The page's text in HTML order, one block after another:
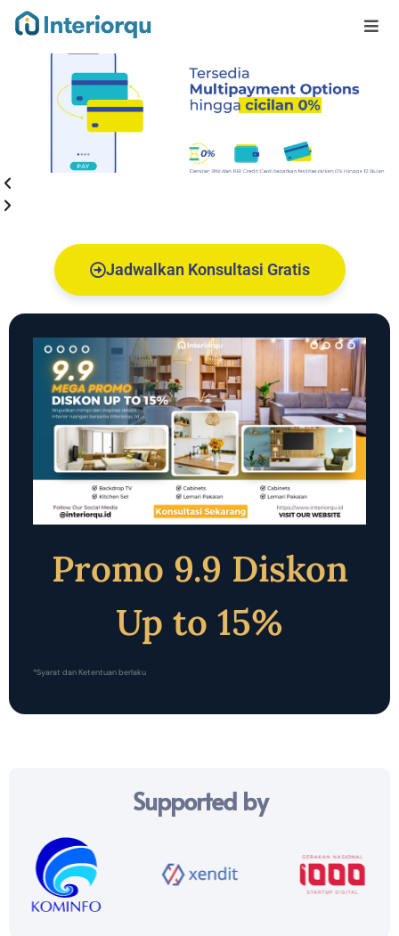
Jadwalkan Konsultasi Gratis
Promo 9.9 Diskon
Up to 15%
*Syarat dan Ketentuan berlaku
Supported by